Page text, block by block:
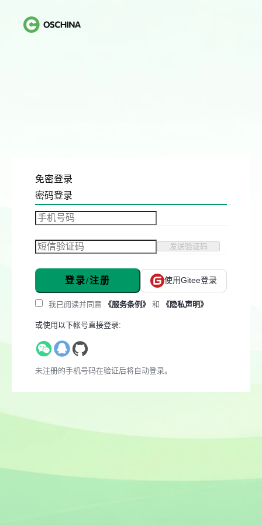
免密登录
密码登录
发送验证码
登录/注册 使用Gitee登录
我已阅读并同意 《服务条例》 和 《隐私声明》
或使用以下帐号直接登录:
未注册的手机号码在验证后将自动登录。